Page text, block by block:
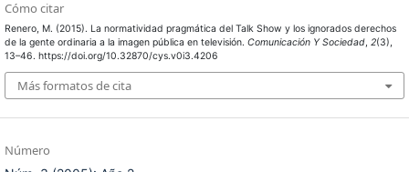
Cómo citar
Renero, M. (2015). La normatividad pragmática del Talk Show y los ignorados derechos
de la gente ordinaria a la imagen pública en televisión. Comunicación Y Sociedad, 2(3),
13–46. https://doi.org/10.32870/cys.v0i3.4206
Más formatos de cita
Número